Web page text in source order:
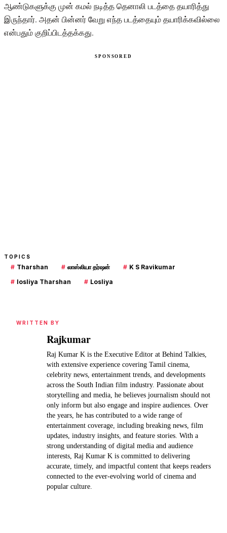
ஆண்டுகளுக்கு முன் கமல் நடித்த தெனாலி படத்தை தயாரித்து
இருந்தார். அதன் பின்னர் வேறு எந்த படத்தையும் தயாரிக்கவில்லை
என்பதும் குறிப்பிடத்தக்கது.
TOPICS
# Tharshan # லாஸ்லியா தர்ஷன் # K S Ravikumar
# losliya Tharshan # Losliya
WRITTEN BY
Rajkumar
Raj Kumar K is the Executive Editor at Behind Talkies,
with extensive experience covering Tamil cinema,
celebrity news, entertainment trends, and developments
across the South Indian film industry. Passionate about
storytelling and media, he believes journalism should not
only inform but also engage and inspire audiences. Over
the years, he has contributed to a wide range of
entertainment coverage, including breaking news, film
updates, industry insights, and feature stories. With a
strong understanding of digital media and audience
interests, Raj Kumar K is committed to delivering
accurate, timely, and impactful content that keeps readers
connected to the ever-evolving world of cinema and
popular culture.